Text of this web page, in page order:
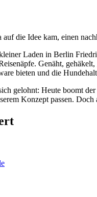
die Idee kam, einen
Laden in Berlin
Genäht,
bieten und die
gelohnt: Heute boomt
Konzept passen.